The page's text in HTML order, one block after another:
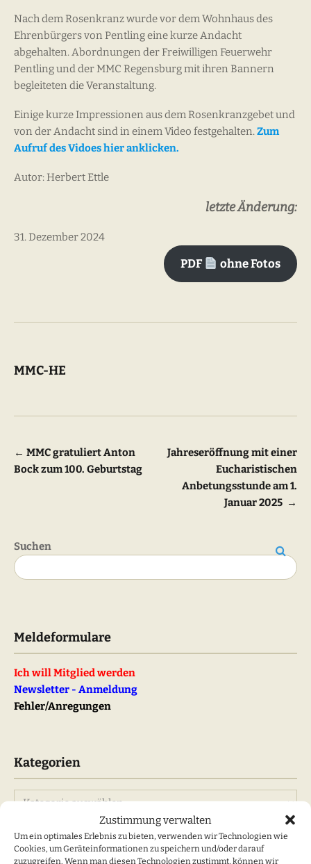
Zustimmung verwalten
Um ein optimales Erlebnis zu bieten, verwenden wir Technologien wie
Cookies, um Geräteinformationen zu speichern und/oder darauf
zuzugreifen. Wenn man diesen Technologien zustimmt, können wir
Nach dem Rosenkranz wurde vor dem Wohnhaus des
Ehrenbürgers von Pentling eine kurze Andacht
abgehalten. Abordnungen der Freiwilligen Feuerwehr
Pentling und der MMC Regensburg mit ihren Bannern
begleiteten die Veranstaltung.
Einige kurze Impressionen aus dem Rosenkranzgebet und
von der Andacht sind in einem Video festgehalten.Zum
Aufruf des Vidoes hier anklicken.
Autor: Herbert Ettle
letzte Änderung:
31. Dezember 2024
PDF ohne Fotos
MMC-HE
Beitragsnavigation
← MMC gratuliert Anton
Bock zum 100. Geburtstag
Jahreseröffnung mit einer
Eucharistischen
Anbetungsstunde am 1.
Januar 2025 →
Suchen
Meldeformulare
Ich will Mitglied werden
Newsletter - Anmeldung
Fehler/Anregungen
Kategorien
Kategorien